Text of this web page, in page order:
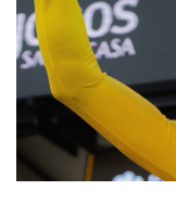
do
gaiense
Rui
Oliveira
após
quinto
lugar